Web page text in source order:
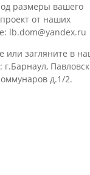
размеры вашего
от наших
lb.dom@yandex.ru
или загляните в
д.1/2.